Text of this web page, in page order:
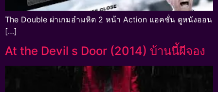
The Double ผ่าเกมอำมหิต 2 หน้า Action แอคชั่น ดูหนังออน
[…]
At the Devil s Door (2014) บ้านนี้ผีจอง